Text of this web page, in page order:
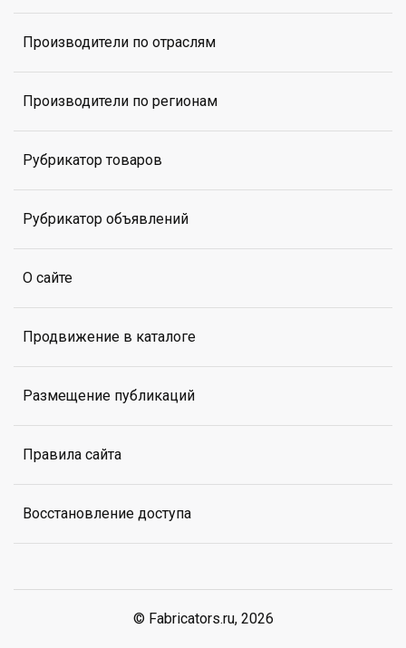
Производители по отраслям
Производители по регионам
Рубрикатор товаров
Рубрикатор объявлений
О сайте
Продвижение в каталоге
Размещение публикаций
Правила сайта
Восстановление доступа
© Fabricators.ru, 2026